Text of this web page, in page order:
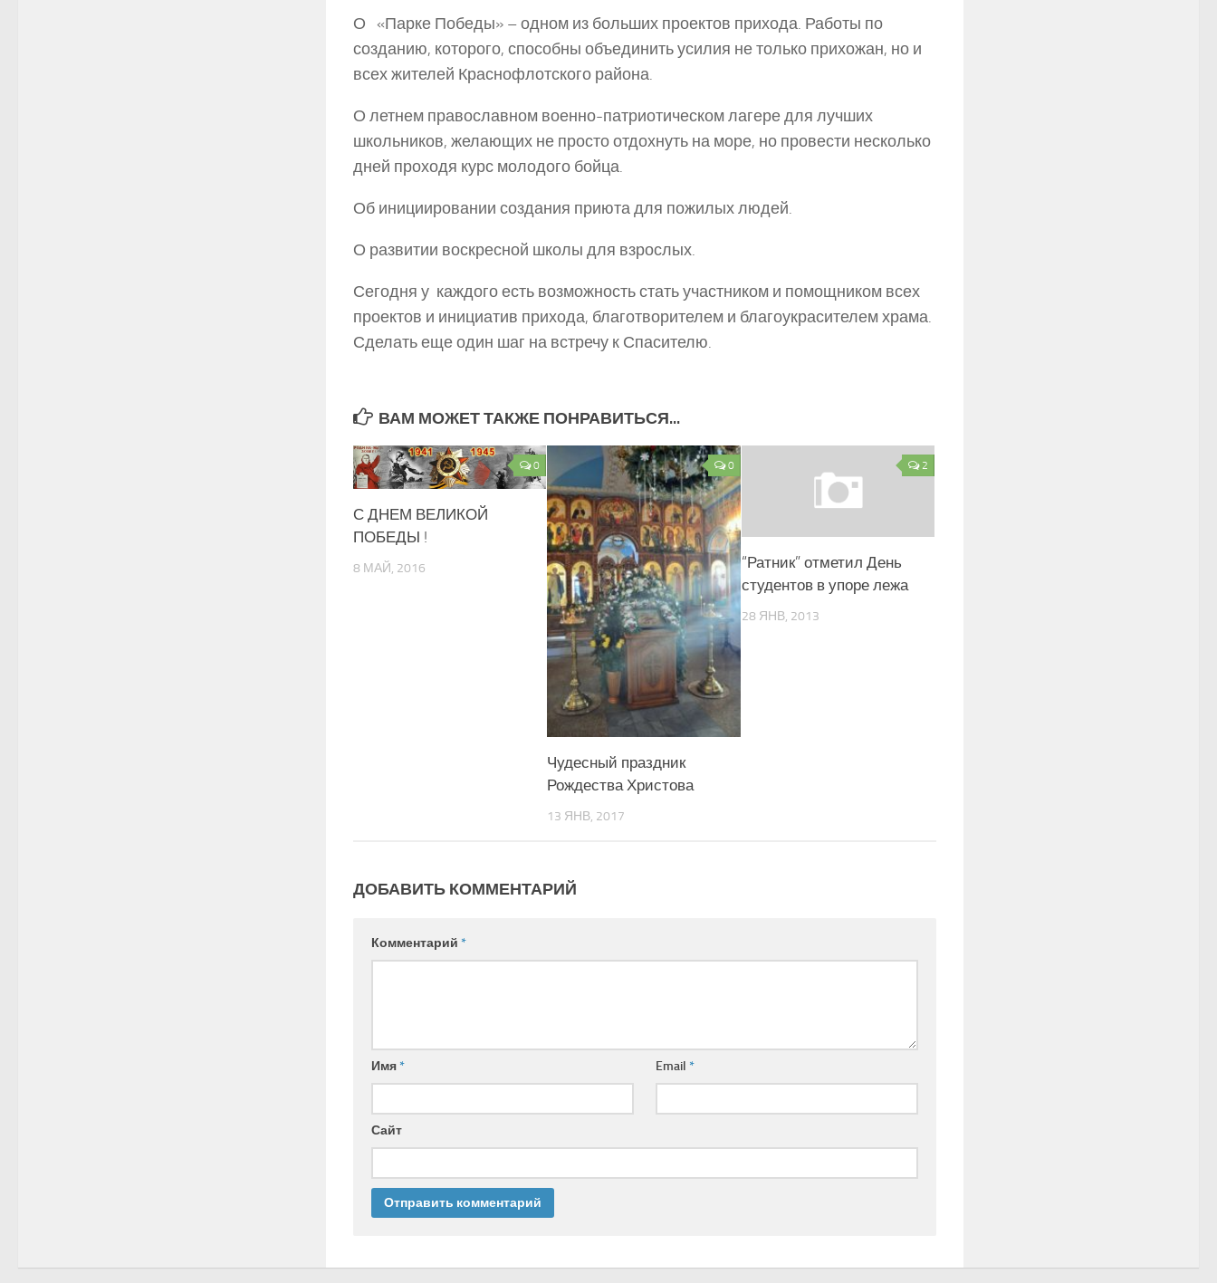
О «Парке Победы» – одном из больших проектов прихода. Работы по
созданию, которого, способны объединить усилия не только прихожан, но и
всех жителей Краснофлотского района.
О летнем православном военно-патриотическом лагере для лучших
школьников, желающих не просто отдохнуть на море, но провести несколько
дней проходя курс молодого бойца.
Об инициировании создания приюта для пожилых людей.
О развитии воскресной школы для взрослых.
Сегодня у каждого есть возможность стать участником и помощником всех
проектов и инициатив прихода, благотворителем и благоукрасителем храма.
Сделать еще один шаг на встречу к Спасителю.
ВАМ МОЖЕТ ТАКЖЕ ПОНРАВИТЬСЯ...
0
С ДНЕМ ВЕЛИКОЙ
ПОБЕДЫ !
8 МАЙ, 2016
0
Чудесный праздник
Рождества Христова
13 ЯНВ, 2017
2
“Ратник” отметил День
студентов в упоре лежа
28 ЯНВ, 2013
ДОБАВИТЬ КОММЕНТАРИЙ
Комментарий *
Имя* Email*
Сайт